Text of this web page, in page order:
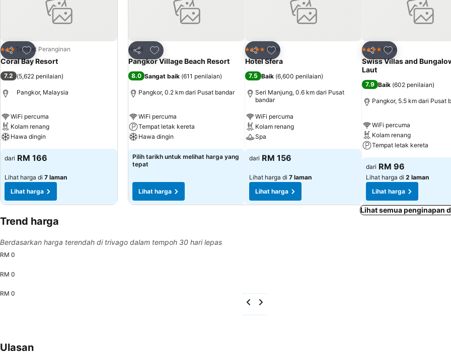
Kongsi
Tambah ke favorit
3 BintangTempat Peranginan
Coral Bay Resort
7.2 (5,622 penilaian)
Pangkor, Malaysia
WiFi percuma
Kolam renang
Hawa dingin
dari RM 166
Lihat harga di 7 laman
Lihat harga
Kongsi
Tambah ke favorit
Hotel
Pangkor Village Beach Resort
8.0 Sangat baik (611 penilaian)
Pangkor, 0.2 km dari Pusat bandar
WiFi percuma
Tempat letak kereta
Hawa dingin
Pilih tarikh untuk melihat harga yang
tepat
Lihat harga
Kongsi
Tambah ke favorit
4 BintangHotel
Hotel Sfera
7.5 Baik (6,600 penilaian)
Seri Manjung, 0.6 km dari Pusat
bandar
WiFi percuma
Kolam renang
Spa
dari RM 156
Lihat harga di 7 laman
Lihat harga
Kongsi
Tambah ke favorit
4 BintangHotel
Swiss Villas and
Laut
7.9 Baik (602 penilaian)
Pangkor, 5.5 km dari Pusat
WiFi percuma
Kolam renang
Tempat letak kereta
dari RM 96
Lihat harga di 2 laman
Lihat harga
Lihat semua penginapan
Trend harga
Berdasarkan harga terendah di trivago dalam tempoh 30 hari lepas
RM 0
RM 0
RM 0
Ulasan